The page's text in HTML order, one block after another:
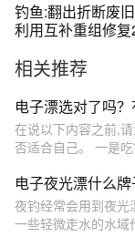
钓鱼:翻出折断废旧
利用互补重组修
相关推荐
电子漂选对了吗
在说以下内容之前,
否适合自己。 一是
电子夜光漂什么牌
夜钓经常会用到夜光
一些轻微走水的水域